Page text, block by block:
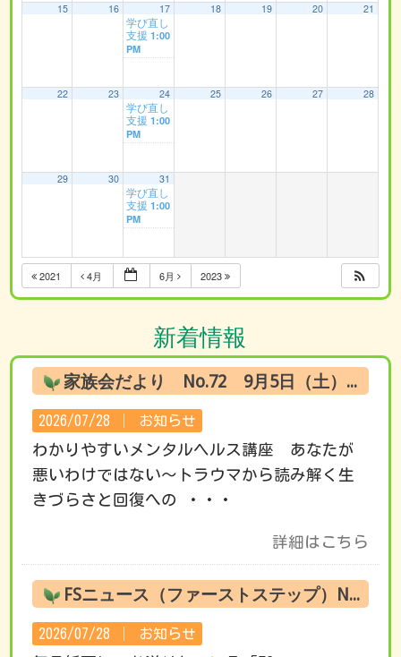
15 16 17
学び直し
支援1:00
PM
18 19 20 21
22 23 24
学び直し
支援1:00
PM
25 26 27 28
29 30 31
学び直し
支援1:00
PM
2021 4月 6月 2023
新着情報
家族会だより No.72 9月5日（土） オンライン試聴のお知らせ
2026/07/28 │ お知らせ
わかりやすいメンタルヘルス講座 あなたが
悪いわけではない～トラウマから読み解く生
きづらさと回復への ・・・
詳細はこちら
FSニュース（ファーストステップ）No.222 8月の活動です
2026/07/28 │ お知らせ